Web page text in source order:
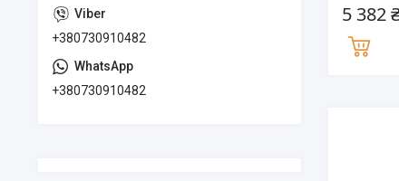
5 382
+380730910482
+380730910482